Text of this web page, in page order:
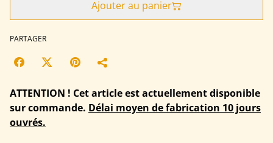
Ajouter au panier
PARTAGER
ATTENTION ! Cet article est actuellement disponible
sur commande. Délai moyen de fabrication 10 jours
ouvrés.